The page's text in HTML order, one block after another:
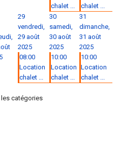
chalet ...
chalet ...
29
vendredi,
29 août
2025
08:00
Location
chalet ...
30
samedi,
30 août
2025
10:00
Location
chalet ...
31
dimanche,
31 août
2025
10:00
Location
chalet ...
catégories